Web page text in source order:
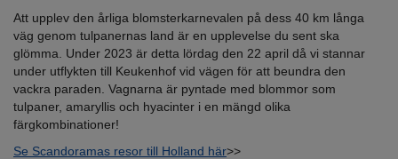
Att upplev den årliga blomsterkarnevalen på dess 40 km långa
väg genom tulpanernas land är en upplevelse du sent ska
glömma. Under 2023 är detta lördag den 22 april då vi stannar
under utflykten till Keukenhof vid vägen för att beundra den
vackra paraden. Vagnarna är pyntade med blommor som
tulpaner, amaryllis och hyacinter i en mängd olika
färgkombinationer!
Se Scandoramas resor till Holland här>>